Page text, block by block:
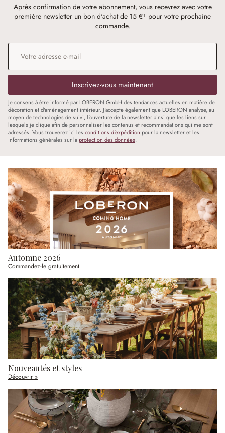
Après confirmation de votre abonnement, vous recevrez avec votre
première newsletter un bon d'achat de 15 €¹ pour votre prochaine
commande.
Adresse e-mail
Inscrivez-vous maintenant
Je consens à être informé par LOBERON GmbH des tendances actuelles en matière de
décoration et d'aménagement intérieur. J'accepte également que LOBERON analyse, au
moyen de technologies de suivi, l'ouverture de la newsletter ainsi que les liens sur
lesquels je clique afin de personnaliser les contenus et recommandations qui me sont
adressés. Vous trouverez ici les conditions d'expédition pour la newsletter et les
informations générales sur laprotection des données.
Automne 2026
Commandez-le gratuitement
Nouveautés et styles
Découvrir »